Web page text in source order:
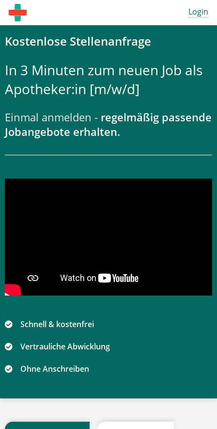
Login
Kostenlose Stellenanfrage
In 3 Minuten zum neuen Job als
Apotheker:in [m/w/d]
Einmal anmelden - regelmäßig passende
Jobangebote erhalten.
Schnell & kostenfrei
Vertrauliche Abwicklung
Ohne Anschreiben